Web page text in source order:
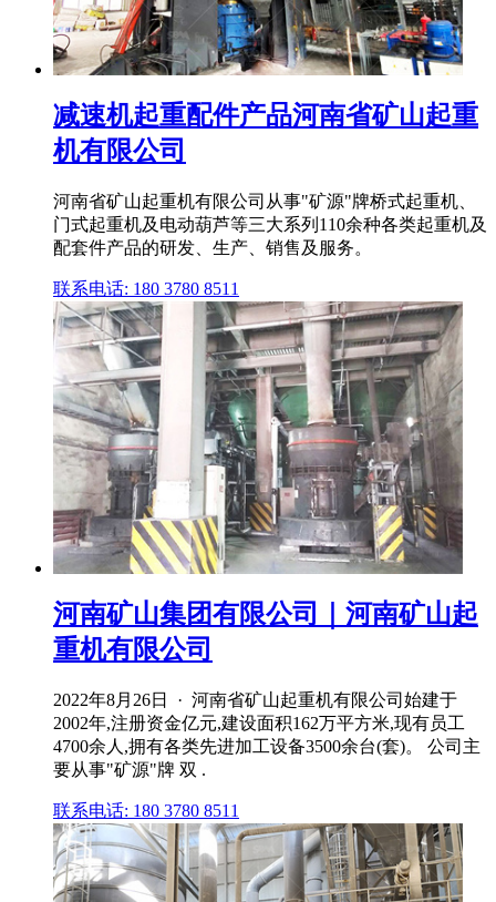
减速机起重配件产品河南省矿山起重
机有限公司
河南省矿山起重机有限公司从事"矿源"牌桥式起重机、
门式起重机及电动葫芦等三大系列110余种各类起重机及
配套件产品的研发、生产、销售及服务。
联系电话: 180 3780 8511
河南矿山集团有限公司｜河南矿山起
重机有限公司
2022年8月26日 · 河南省矿山起重机有限公司始建于
2002年,注册资金亿元,建设面积162万平方米,现有员工
4700余人,拥有各类先进加工设备3500余台(套)。 公司主
要从事"矿源"牌 双 .
联系电话: 180 3780 8511